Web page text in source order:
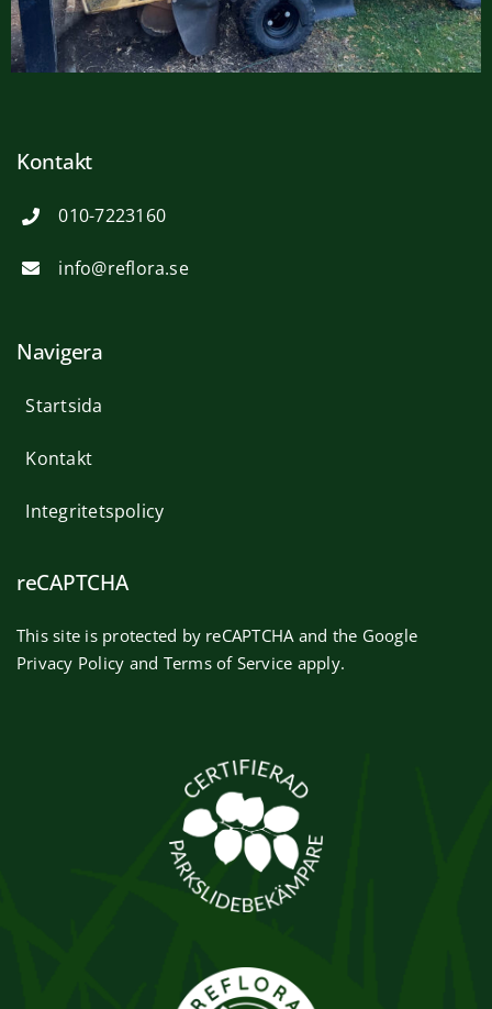
Kontakt
010-7223160
info@reflora.se
Navigera
Startsida
Kontakt
Integritetspolicy
reCAPTCHA
This site is protected by reCAPTCHA and the Google
Privacy Policy and Terms of Service apply.